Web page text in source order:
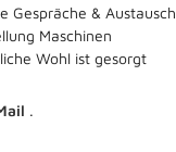
Gespräche & Austausch
Maschinen
Wohl ist gesorgt
.